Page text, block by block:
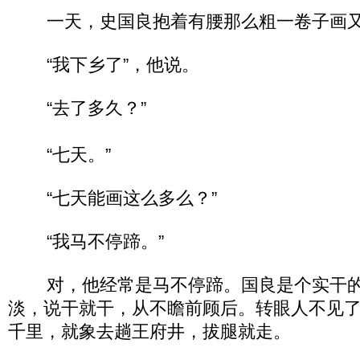
一天，史国良抱着有腰那么粗一卷子画
“我下乡了”，他说。
“去了多久？”
“七天。”
“七天能画这么多么？”
“我马不停蹄。”
对，他经常是马不停蹄。国良是个实干
淡，说干就干，从不瞻前顾后。转眼人不见
千里，就象去趟王府井，拔腿就走。